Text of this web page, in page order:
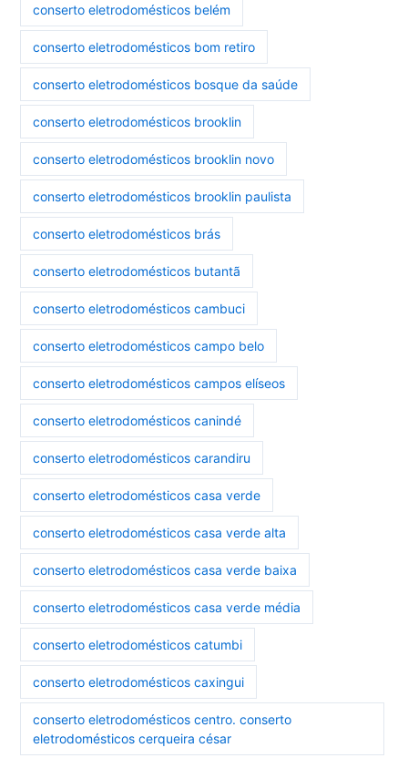
conserto eletrodomésticos belém
conserto eletrodomésticos bom retiro
conserto eletrodomésticos bosque da saúde
conserto eletrodomésticos brooklin
conserto eletrodomésticos brooklin novo
conserto eletrodomésticos brooklin paulista
conserto eletrodomésticos brás
conserto eletrodomésticos butantã
conserto eletrodomésticos cambuci
conserto eletrodomésticos campo belo
conserto eletrodomésticos campos elíseos
conserto eletrodomésticos canindé
conserto eletrodomésticos carandiru
conserto eletrodomésticos casa verde
conserto eletrodomésticos casa verde alta
conserto eletrodomésticos casa verde baixa
conserto eletrodomésticos casa verde média
conserto eletrodomésticos catumbi
conserto eletrodomésticos caxingui
conserto eletrodomésticos centro. conserto
eletrodomésticos cerqueira césar